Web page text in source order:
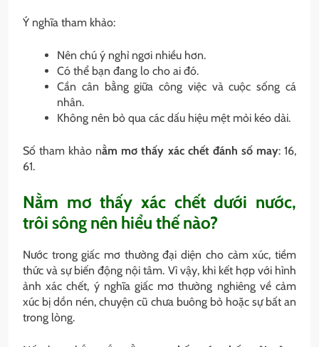
Ý nghĩa tham khảo:
Nên chú ý nghỉ ngơi nhiều hơn.
Có thể bạn đang lo cho ai đó.
Cần cân bằng giữa công việc và cuộc sống cá
nhân.
Không nên bỏ qua các dấu hiệu mệt mỏi kéo dài.
Số tham khảo nằm mơ thấy xác chết đánh số may: 16,
61.
Nằm mơ thấy xác chết dưới nước,
trôi sông nên hiểu thế nào?
Nước trong giấc mơ thường đại diện cho cảm xúc, tiềm
thức và sự biến động nội tâm. Vì vậy, khi kết hợp với hình
ảnh xác chết, ý nghĩa giấc mơ thường nghiêng về cảm
xúc bị dồn nén, chuyện cũ chưa buông bỏ hoặc sự bất an
trong lòng.